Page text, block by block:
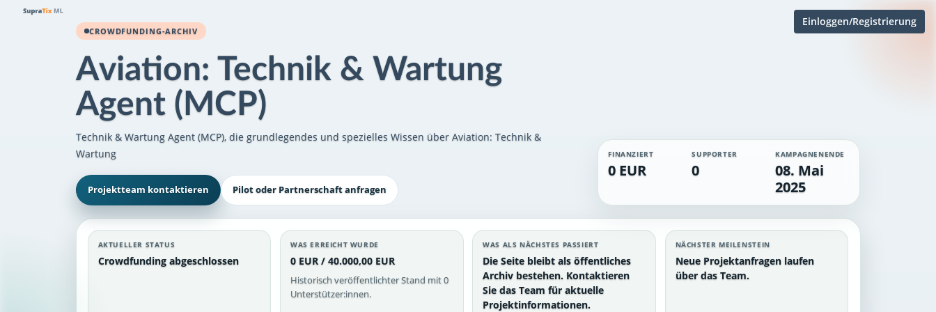
Einloggen/Registrierung
CROWDFUNDING-ARCHIV
Aviation: Technik & Wartung
Agent (MCP)
Technik & Wartung Agent (MCP), die grundlegendes und spezielles Wissen über Aviation: Technik &
Wartung
Projektteam kontaktieren Pilot oder Partnerschaft anfragen
FINANZIERT
0 EUR
SUPPORTER
0
KAMPAGNENENDE
08. Mai
2025
AKTUELLER STATUS
Crowdfunding abgeschlossen
WAS ERREICHT WURDE
0 EUR / 40.000,00 EUR
Historisch veröffentlichter Stand mit 0
Unterstützer:innen.
WAS ALS NÄCHSTES PASSIERT
Die Seite bleibt als öffentliches
Archiv bestehen. Kontaktieren
Sie das Team für aktuelle
Projektinformationen.
NÄCHSTER MEILENSTEIN
Neue Projektanfragen laufen
über das Team.